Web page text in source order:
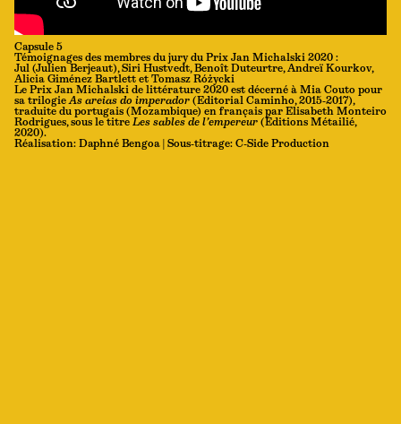
Capsule 5
Témoignages des membres du jury du Prix Jan Michalski 2020 :
Jul (Julien Berjeaut), Siri Hustvedt, Benoît Duteurtre, Andreï Kourkov,
Alicia Giménez Bartlett et Tomasz Różycki
Le Prix Jan Michalski de littérature 2020 est décerné à Mia Couto pour
sa trilogieAs areias do imperador (Editorial Caminho, 2015-2017),
traduite du portugais (Mozambique) en français par Elisabeth Monteiro
Rodrigues, sous le titre Les sables de l’empereur (Éditions Métailié,
2020).
Réalisation: Daphné Bengoa | Sous-titrage: C-Side Production